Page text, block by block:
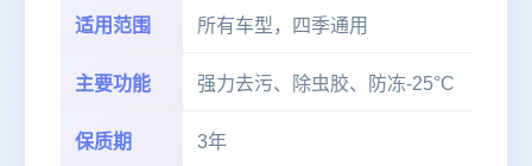
适用范围 所有车型，四季通用
主要功能 强力去污、除虫胶、防冻-25°C
保质期 3年